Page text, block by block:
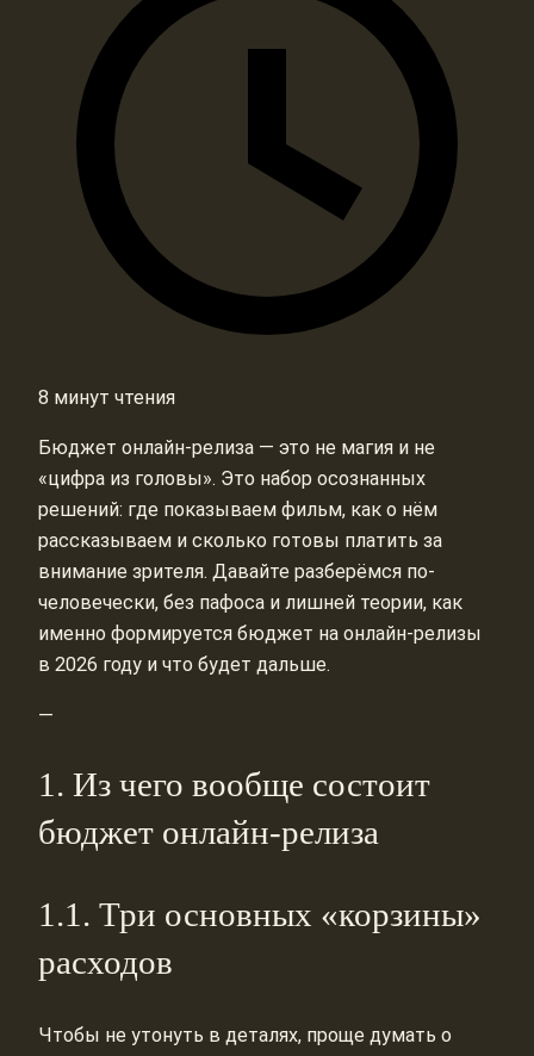
8 минут чтения
Бюджет онлайн-релиза — это не магия и не
«цифра из головы». Это набор осознанных
решений: где показываем фильм, как о нём
рассказываем и сколько готовы платить за
внимание зрителя. Давайте разберёмся по-
человечески, без пафоса и лишней теории, как
именно формируется бюджет на онлайн-релизы
в 2026 году и что будет дальше.
—
1. Из чего вообще состоит
бюджет онлайн-релиза
1.1. Три основных «корзины»
расходов
Чтобы не утонуть в деталях, проще думать о